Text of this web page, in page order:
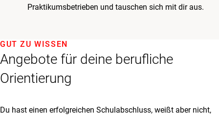
Praktikumsbetrieben und tauschen sich mit dir aus.
Angebote für deine berufliche
Orientierung
GUT ZU WISSEN
Du hast einen erfolgreichen Schulabschluss, weißt aber nicht,